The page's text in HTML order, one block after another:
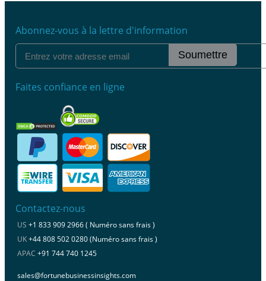
Abonnez-vous à la lettre d'information
Soumettre
Faites confiance en ligne
Contactez-nous
US +1 833 909 2966 ( Numéro sans frais )
UK+44 808 502 0280 (Numéro sans frais )
APAC +91 744 740 1245
sales@fortunebusinessinsights.com